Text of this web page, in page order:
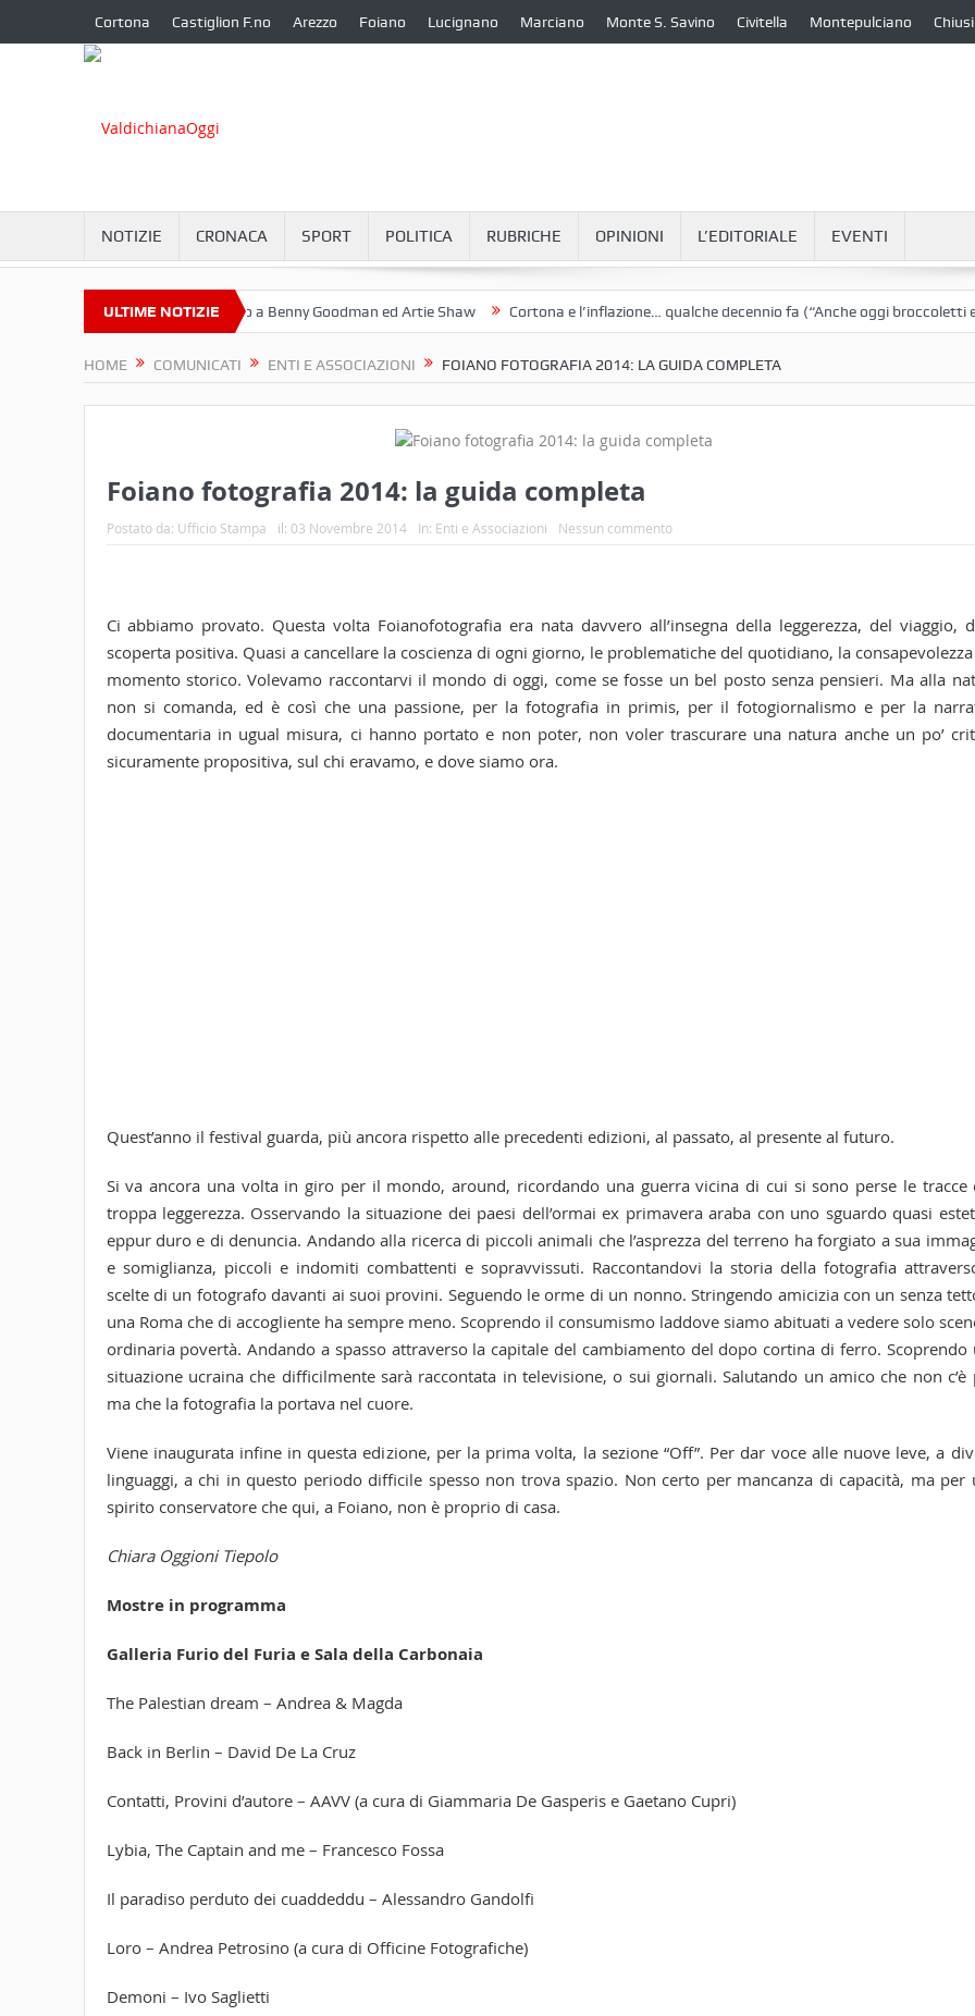
Cortona Castiglion F.no Arezzo Foiano Lucignano Marciano Monte S. Savino Civitella Montepulciano Chiusi
NOTIZIE CRONACA SPORT POLITICA RUBRICHE OPINIONI L’EDITORIALE EVENTI
ULTIME NOTIZIE
Omaggio a Benny Goodman ed Artie Shaw Cortona e l’inflazione… qualche decennio fa (“Anche oggi broccoletti e patate”)
HOME COMUNICATI ENTI E ASSOCIAZIONI FOIANO FOTOGRAFIA 2014: LA GUIDA COMPLETA
Foiano fotografia 2014: la guida completa
Postato da: Ufficio Stampa il: 03 Novembre 2014 In: Enti e Associazioni Nessun commento
Ci abbiamo provato. Questa volta Foianofotografia era nata davvero all’insegna della leggerezza, del viaggio,
scoperta positiva. Quasi a cancellare la coscienza di ogni giorno, le problematiche del quotidiano, la
momento storico. Volevamo raccontarvi il mondo di oggi, come se fosse un bel posto senza pensieri. Ma alla
non si comanda, ed è così che una passione, per la fotografia in primis, per il fotogiornalismo e per la
documentaria in ugual misura, ci hanno portato e non poter, non voler trascurare una natura anche un po’
sicuramente propositiva, sul chi eravamo, e dove siamo ora.
Quest’anno il festival guarda, più ancora rispetto alle precedenti edizioni, al passato, al presente al futuro.
Si va ancora una volta in giro per il mondo, around, ricordando una guerra vicina di cui si sono perse le tracce
troppa leggerezza. Osservando la situazione dei paesi dell’ormai ex primavera araba con uno sguardo quasi
eppur duro e di denuncia. Andando alla ricerca di piccoli animali che l’asprezza del terreno ha forgiato a sua
e somiglianza, piccoli e indomiti combattenti e sopravvissuti. Raccontandovi la storia della fotografia
scelte di un fotografo davanti ai suoi provini. Seguendo le orme di un nonno. Stringendo amicizia con un senza
una Roma che di accogliente ha sempre meno. Scoprendo il consumismo laddove siamo abituati a vedere solo
ordinaria povertà. Andando a spasso attraverso la capitale del cambiamento del dopo cortina di ferro. Scoprendo
situazione ucraina che difficilmente sarà raccontata in televisione, o sui giornali. Salutando un amico che non c’è
ma che la fotografia la portava nel cuore.
Viene inaugurata infine in questa edizione, per la prima volta, la sezione “Off”. Per dar voce alle nuove leve, a
linguaggi, a chi in questo periodo difficile spesso non trova spazio. Non certo per mancanza di capacità, ma per
spirito conservatore che qui, a Foiano, non è proprio di casa.
Chiara Oggioni Tiepolo
Mostre in programma
Galleria Furio del Furia e Sala della Carbonaia
The Palestian dream – Andrea & Magda
Back in Berlin – David De La Cruz
Contatti, Provini d’autore – AAVV (a cura di Giammaria De Gasperis e Gaetano Cupri)
Lybia, The Captain and me – Francesco Fossa
Il paradiso perduto dei cuaddeddu – Alessandro Gandolfi
Loro – Andrea Petrosino (a cura di Officine Fotografiche)
Demoni – Ivo Saglietti